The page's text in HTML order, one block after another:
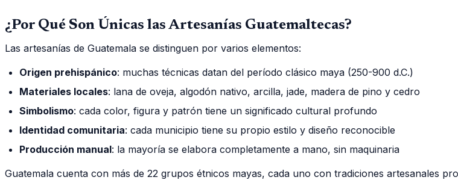
¿Por Qué Son Únicas las Artesanías Guatemaltecas?
Las artesanías de Guatemala se distinguen por varios elementos:
Origen prehispánico: muchas técnicas datan del período clásico maya (250-900 d.C.)
Materiales locales: lana de oveja, algodón nativo, arcilla, jade, madera de pino y cedro
Simbolismo: cada color, figura y patrón tiene un significado cultural profundo
Identidad comunitaria: cada municipio tiene su propio estilo y diseño reconocible
Producción manual: la mayoría se elabora completamente a mano, sin maquinaria
Guatemala cuenta con más de 22 grupos étnicos mayas, cada uno con tradiciones artesanales